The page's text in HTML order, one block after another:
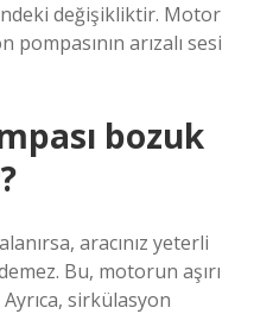
değişikliktir. Motor
pompasının arızalı sesi
bozuk
aracınız yeterli
Bu, motorun aşırı
Ayrıca, sirkülasyon